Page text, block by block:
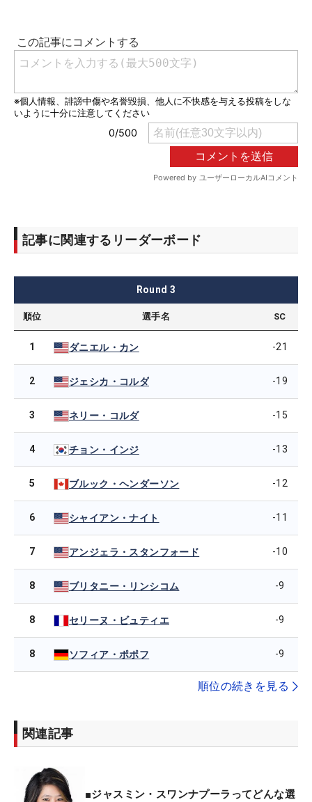
記事に関連するリーダーボード
Round 3
順位 選手名 SC
1 ダニエル・カン -21
2 ジェシカ・コルダ -19
3 ネリー・コルダ -15
4 チョン・インジ -13
5 ブルック・ヘンダーソン -12
6 シャイアン・ナイト -11
7 アンジェラ・スタンフォード -10
8 ブリタニー・リンシコム -9
8 セリーヌ・ビュティエ -9
8 ソフィア・ポポフ -9
順位の続きを見る
関連記事
■ジャスミン・スワンナプーラってどんな選